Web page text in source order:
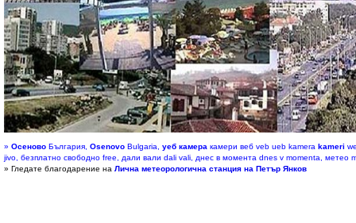
» Осеново България, Osenovo Bulgaria, уеб камера камери веб veb ueb kamera kameri
jivo, безплатно свободно free, дали вали dali vali, днес в момента dnes v momenta,
» Гледате благодарение на Лична метеорологична станция на Петър Янков